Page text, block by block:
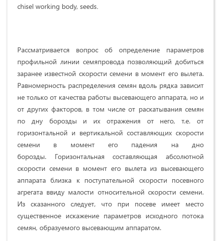
chisel working body, seeds.
Рассматривается вопрос об определение параметров
профильной линии семяпровода позволяющий добиться
заранее известной скорости семени в момент его вылета.
Равномерность распределения семян вдоль рядка зависит
не только от качества работы высевающего аппарата, но и
от других факторов, в том числе от раскатывания семян
по дну борозды и их отражения от него, т.е. от
горизонтальной и вертикальной составляющих скорости
семени в момент его падения на дно
борозды. Горизонтальная составляющая абсолютной
скорости семени в момент его вылета из высевающего
аппарата близка к поступательной скорости посевного
агрегата ввиду малости относительной скорости семени.
Из сказанного следует, что при посеве имеет место
существенное искажение параметров исходного потока
семян, образуемого высевающим аппаратом.